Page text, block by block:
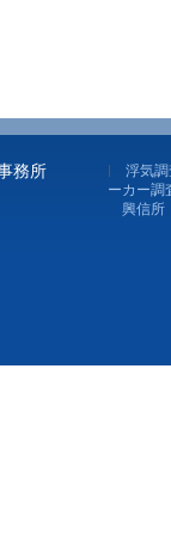
務所
浮気
ーカー調
興信所